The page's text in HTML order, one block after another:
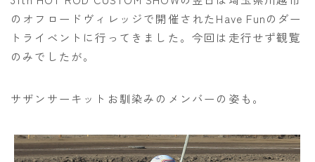
のオフロードヴィレッジで開催されたHave Funのダー
トライベントに行ってきました。今回は走行せず観覧
のみでしたが。
サザンサーキットお馴染みのメンバーの姿も。